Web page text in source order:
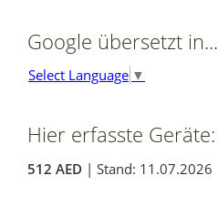
Google übersetzt in...
Select Language ▼
Hier erfasste Geräte:
512 AED | Stand: 11.07.2026